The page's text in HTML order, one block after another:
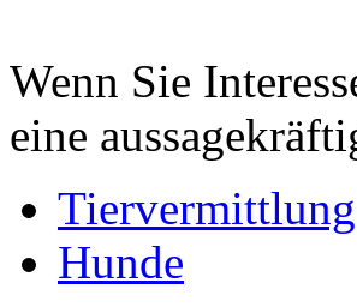
Wenn Sie
eine
Tiervermittlung
Hunde